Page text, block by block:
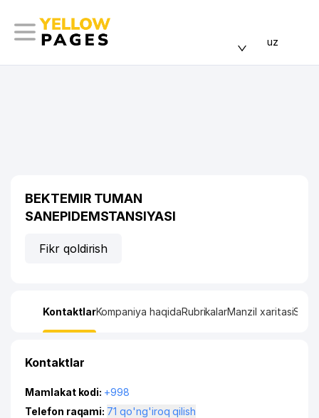
uz
BEKTEMIR TUMAN
SANEPIDEMSTANSIYASI
Fikr qoldirish
KontaktlarKompaniya haqidaRubrikalarManzil xaritasi
Kontaktlar
Mamlakat kodi: +998
Telefon raqami:
71 qo'ng'iroq qilish